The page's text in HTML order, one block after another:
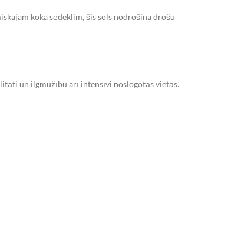
koka sēdeklim, šis sols nodrošina drošu
un ilgmūžību arī intensīvi noslogotās vietās.